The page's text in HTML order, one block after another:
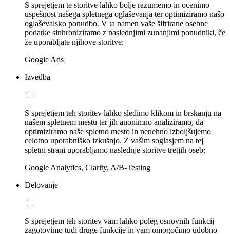
S sprejetjem te storitve lahko bolje razumemo in ocenimo
uspešnost našega spletnega oglaševanja ter optimiziramo našo
oglaševalsko ponudbo. V ta namen vaše šifrirane osebne
podatke sinhroniziramo z naslednjimi zunanjimi ponudniki, če
že uporabljate njihove storitve:
Google Ads
Izvedba
S sprejetjem teh storitev lahko sledimo klikom in brskanju na
našem spletnem mestu ter jih anonimno analiziramo, da
optimiziramo naše spletno mesto in nenehno izboljšujemo
celotno uporabniško izkušnjo. Z vašim soglasjem na tej
spletni strani uporabljamo naslednje storitve tretjih oseb:
Google Analytics, Clarity, A/B-Testing
Delovanje
S sprejetjem teh storitev vam lahko poleg osnovnih funkcij
zagotovimo tudi druge funkcije in vam omogočimo udobno